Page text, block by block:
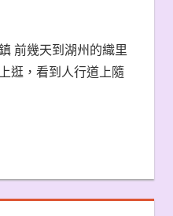
前幾天到湖州的織里
逛，看到人行道上隨